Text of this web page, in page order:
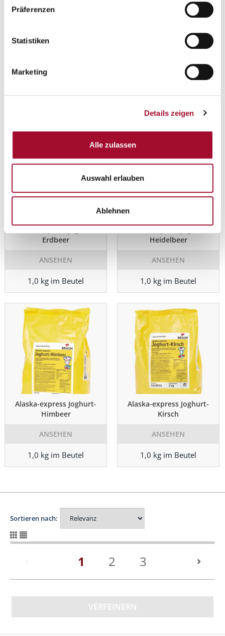
Präferenzen
Statistiken
Marketing
Details zeigen
Alle zulassen
Auswahl erlauben
Ablehnen
Alaska-express Joghurt
Erdbeer
ANSEHEN
1,0 kg im Beutel
Heidelbeer
ANSEHEN
1,0 kg im Beutel
Alaska-express Joghurt-
Himbeer
ANSEHEN
1,0 kg im Beutel
Alaska-express Joghurt-
Kirsch
ANSEHEN
1,0 kg im Beutel
Sortieren nach:
1 (current)
2 3
VERFEINERN